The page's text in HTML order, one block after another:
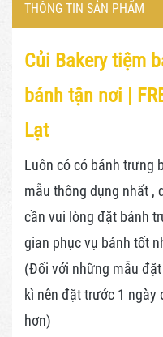
THÔNG TIN SẢN PHẨM
Củi Bakery tiệm
bánh tận nơi |
Lạt
Luôn có có bánh trưng
mẫu thông dụng nhất ,
cần vui lòng đặt bánh
gian phục vụ bánh tốt
(Đối với những mẫu
kì nên đặt trước 1 ngày
hơn)